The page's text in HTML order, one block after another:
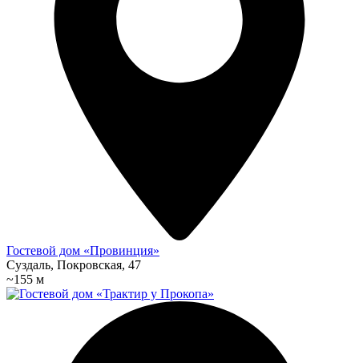
Гостевой дом «Провинция»
Суздаль, Покровская, 47
~155 м